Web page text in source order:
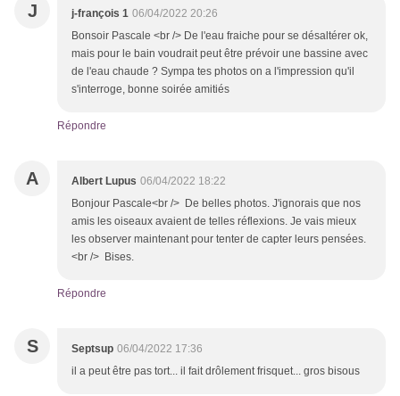
J j-françois 1 06/04/2022 20:26
Bonsoir Pascale <br /> De l'eau fraiche pour se désaltérer ok,
mais pour le bain voudrait peut être prévoir une bassine avec
de l'eau chaude ? Sympa tes photos on a l'impression qu'il
s'interroge, bonne soirée amitiés
Répondre
A Albert Lupus 06/04/2022 18:22
Bonjour Pascale<br /> De belles photos. J'ignorais que nos
amis les oiseaux avaient de telles réflexions. Je vais mieux
les observer maintenant pour tenter de capter leurs pensées.
<br /> Bises.
Répondre
S Septsup 06/04/2022 17:36
il a peut être pas tort... il fait drôlement frisquet... gros bisous